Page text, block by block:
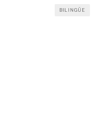
BILINGÜE